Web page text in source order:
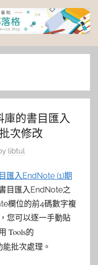
的書目匯入
次修改
libtul
匯入EndNote (1)期
目匯入EndNote之
欄位的前4碼數字複
您可以逐一手動貼
Tools的
能批次處理。